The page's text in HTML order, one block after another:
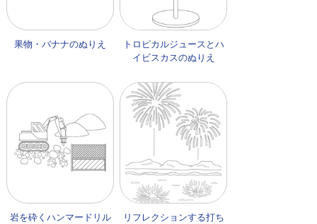
果物・バナナのぬりえ
トロピカルジュースとハ
イビスカスのぬりえ
岩を砕くハンマードリル
リフレクションする打ち